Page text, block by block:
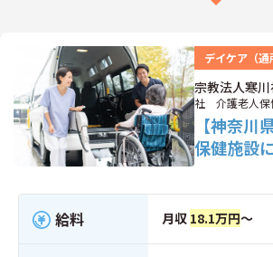
デイケア（通
宗教法人寒
社 介護老人保
【神奈
保健施設
給料 月収 18.1万円～